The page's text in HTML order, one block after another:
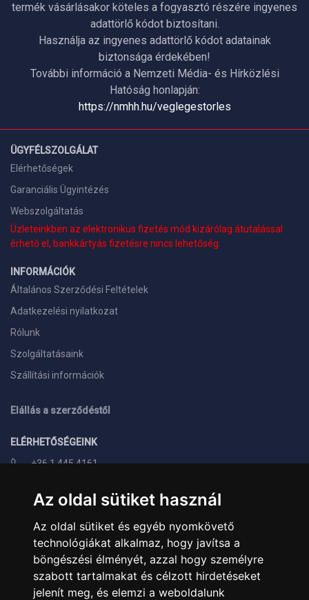
Az oldal sütiket használ
Az oldal sütiket és egyéb nyomkövető
technológiákat alkalmaz, hogy javítsa a
böngészési élményét, azzal hogy személyre
szabott tartalmakat és célzott hirdetéseket
jelenít meg, és elemzi a weboldalunk
termék vásárlásakor köteles a fogyasztó részére ingyenes
adattörlő kódot biztosítani.
Használja az ingyenes adattörlő kódot adatainak
biztonsága érdekében!
További információ a Nemzeti Média- és Hírközlési
Hatóság honlapján:
https://nmhh.hu/veglegestorles
ÜGYFÉLSZOLGÁLAT
Elérhetőségek
Garanciális Ügyintézés
Webszolgáltatás
Üzleteinkben az elektronikus fizetés mód kizárólag átutalással
érhető el, bankkártyás fizetésre nincs lehetőség.
INFORMÁCIÓK
Általános Szerződési Feltételek
Adatkezelési nyilatkozat
Rólunk
Szolgáltatásaink
Szállítási információk
Elállás a szerződéstől
ELÉRHETŐSÉGEINK
+36 1 445 4161
info@landcomputer.hu
1148 Budapest, Nagy Lajos király útja 24.
Nyitvatartás és kapcsolat
PARTNEREINK